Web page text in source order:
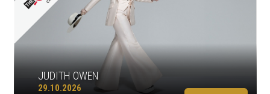
JUDITH OWEN
29.10.2026